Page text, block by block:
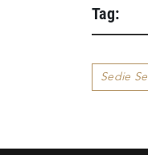
Tag:
Sedie